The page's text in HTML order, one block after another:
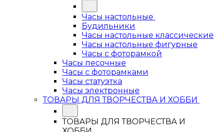
Часы настольные
Будильники
Часы настольные классические
Часы настольные фигурные
Часы с фоторамкой
Часы песочные
Часы с фоторамками
Часы статуэтка
Часы электронные
ТОВАРЫ ДЛЯ ТВОРЧЕСТВА И ХОББИ
ТОВАРЫ ДЛЯ ТВОРЧЕСТВА И